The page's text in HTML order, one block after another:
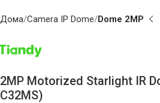
Дома Camera IP Dome Dome 2MP
2MP Motorized Starlight IR
C32MS)